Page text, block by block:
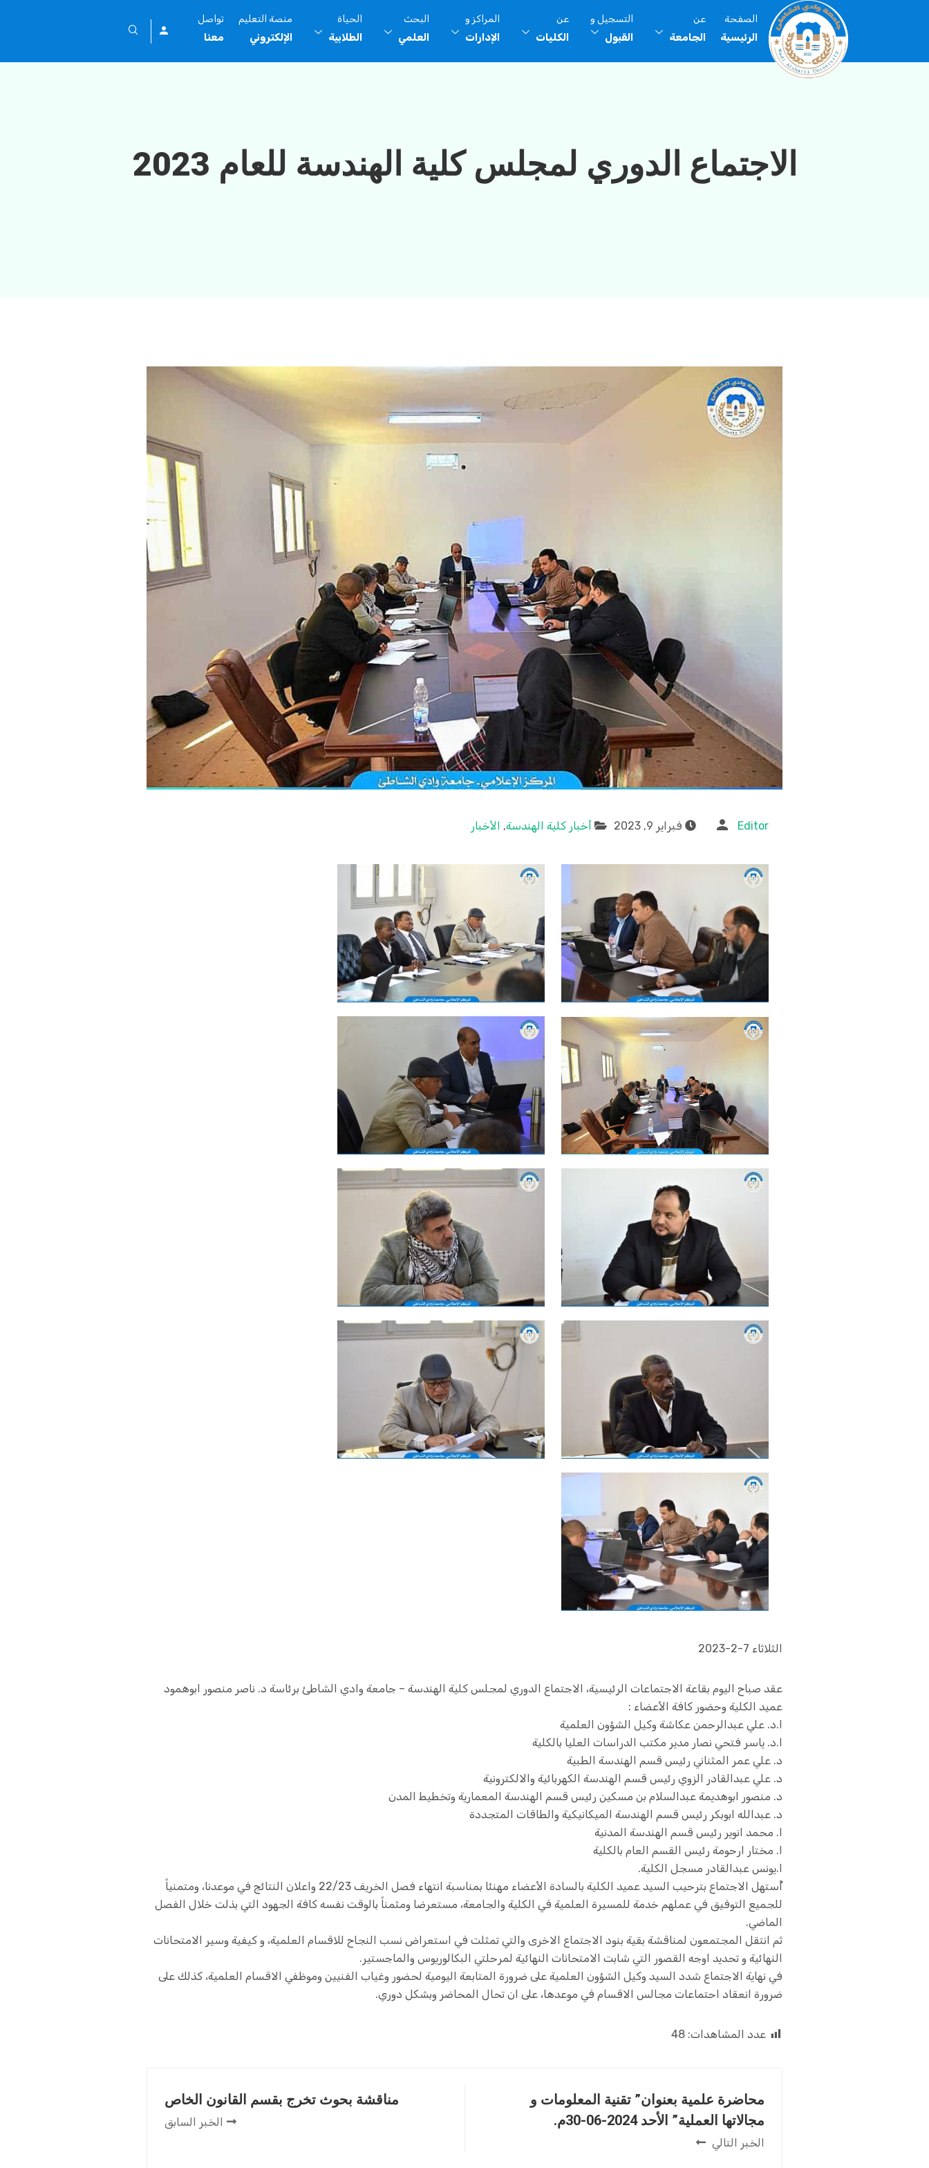
الصفحة
الرئيسية
عن
الجامعة
التسجيل و
القبول
عن
الكليات
المراكز و
الإدارات
البحث
العلمي
الحياة
الطلابية
منصة التعليم
الإلكتروني
تواصل
معنا
الاجتماع الدوري لمجلس كلية الهندسة للعام 2023
Editor فبراير 9, 2023 أخبار كلية الهندسة, الأخبار
الثلاثاء 7-2-2023
عقد صباح اليوم بقاعة الاجتماعات الرئيسية، الاجتماع الدوري لمجلس كلية الهندسة – جامعة وادي الشاطئ برئاسة د. ناصر منصور ابوهمود
عميد الكلية وحضور كافة الأعضاء :
ا.د. علي عبدالرحمن عكاشة وكيل الشؤون العلمية
ا.د. ياسر فتحي نصار مدير مكتب الدراسات العليا بالكلية
د. علي عمر المثناني رئيس قسم الهندسة الطبية
د. علي عبدالقادر الزوي رئيس قسم الهندسة الكهربائية والالكترونية
د. منصور ابوهديمة عبدالسلام بن مسكين رئيس قسم الهندسة المعمارية وتخطيط المدن
د. عبدالله ابوبكر رئيس قسم الهندسة الميكانيكية والطاقات المتجددة
ا. محمد انوير رئيس قسم الهندسة المدنية
ا. مختار ارحومة رئيس القسم العام بالكلية
ا.يونس عبدالقادر مسجل الكلية.
أُستهل الاجتماع بترحيب السيد عميد الكلية بالسادة الأعضاء مهنئا بمناسبة انتهاء فصل الخريف 22/23 واعلان النتائج في موعدنا، ومتمنياً
للجميع التوفيق في عملهم خدمة للمسيرة العلمية في الكلية والجامعة، مستعرضا ومثمناً بالوقت نفسه كافة الجهود التي بذلت خلال الفصل
الماضي.
ثم انتقل المجتمعون لمناقشة بقية بنود الاجتماع الاخرى والتي تمثلت في استعراض نسب النجاح للاقسام العلمية، و كيفية وسير الامتحانات
النهائية و تحديد اوجه القصور التي شابت الامتحانات النهائية لمرحلتي البكالوريوس والماجستير.
في نهاية الاجتماع شدد السيد وكيل الشؤون العلمية على ضرورة المتابعة اليومية لحضور وغياب الفنيين وموظفي الاقسام العلمية، كذلك على
ضرورة انعقاد احتماعات مجالس الاقسام في موعدها، على ان تحال المحاضر وبشكل دوري.
عدد المشاهدات: 48
مناقشة بحوث تخرج بقسم القانون الخاص
الخبر السابق
محاضرة علمية بعنوان” تقنية المعلومات و
مجالاتها العملية” الأحد 2024-06-30م.
الخبر التالي